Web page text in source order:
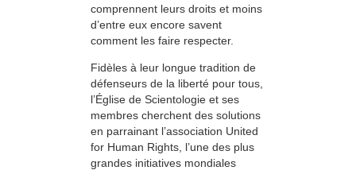
comprennent leurs droits et moins
d’entre eux encore savent
comment les faire respecter.
Fidèles à leur longue tradition de
défenseurs de la liberté pour tous,
l’Église de Scientologie et ses
membres cherchent des solutions
en parrainant l’association United
for Human Rights, l’une des plus
grandes initiatives mondiales